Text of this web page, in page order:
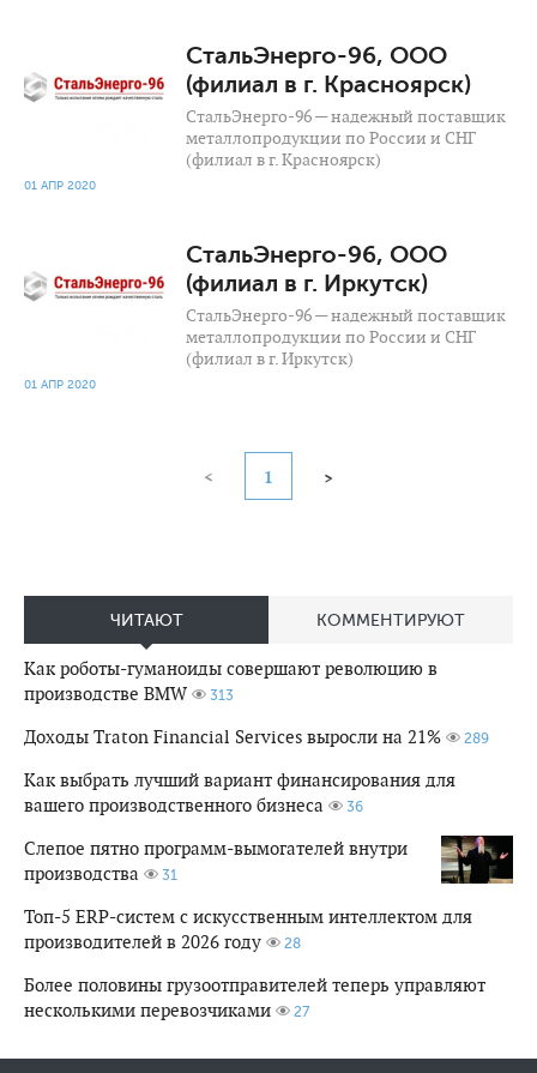
СтальЭнерго-96, ООО
(филиал в г. Красноярск)
СтальЭнерго-96 — надежный поставщик
металлопродукции по России и СНГ
(филиал в г. Красноярск)
01 АПР 2020
СтальЭнерго-96, ООО
(филиал в г. Иркутск)
СтальЭнерго-96 — надежный поставщик
металлопродукции по России и СНГ
(филиал в г. Иркутск)
01 АПР 2020
< 1 >
ЧИТАЮТ КОММЕНТИРУЮТ
Как роботы-гуманоиды совершают революцию в
производстве BMW
313
Доходы Traton Financial Services выросли на 21% 289
Как выбрать лучший вариант финансирования для
вашего производственного бизнеса
36
Слепое пятно программ-вымогателей внутри
производства
31
Топ-5 ERP-систем с искусственным интеллектом для
производителей в 2026 году
28
Более половины грузоотправителей теперь управляют
несколькими перевозчиками
27